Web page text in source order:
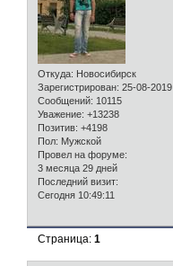
Откуда: Новосибирск
Зарегистрирован: 25-08-2019
Сообщений: 10115
Уважение: +13238
Позитив: +4198
Пол: Мужской
Провел на форуме:
3 месяца 29 дней
Последний визит:
Сегодня 10:49:11
Страница:1